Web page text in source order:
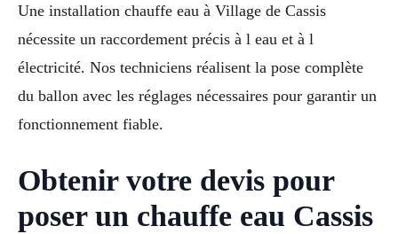
Une installation chauffe eau à Village de Cassis
nécessite un raccordement précis à l eau et à l
électricité. Nos techniciens réalisent la pose complète
du ballon avec les réglages nécessaires pour garantir un
fonctionnement fiable.
Obtenir votre devis pour
poser un chauffe eau Cassis